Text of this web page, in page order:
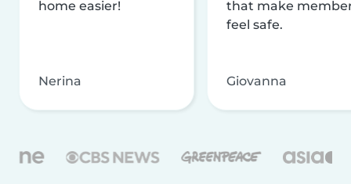
home easier!
Nerina
that make
feel safe.
Giovanna